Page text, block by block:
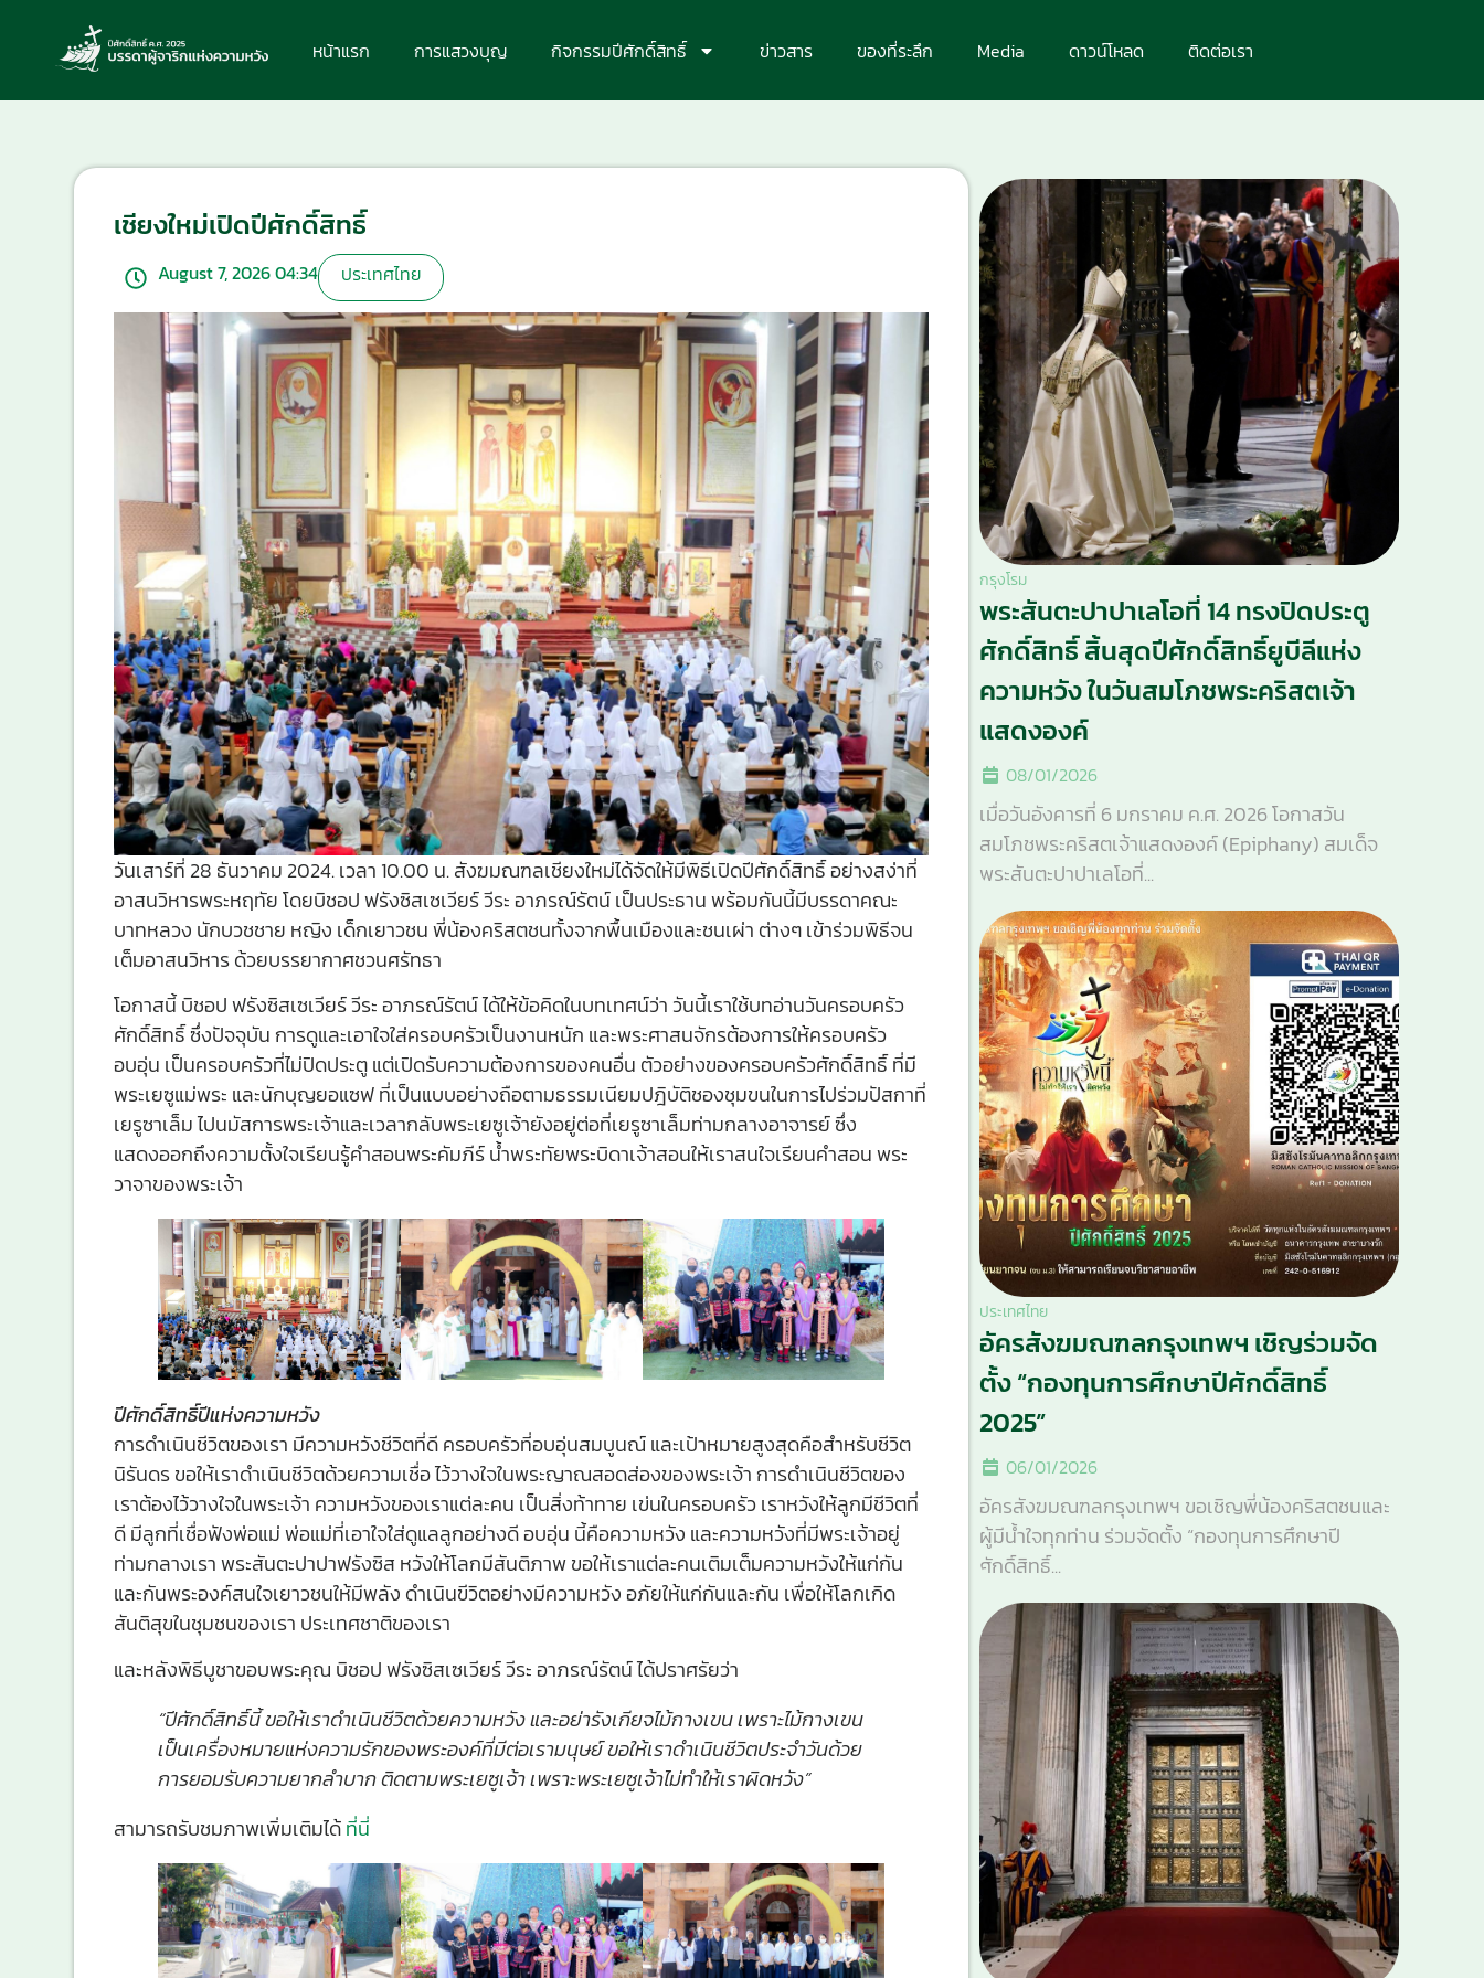
หน้าแรก การแสวงบุญ กิจกรรมปีศักดิ์สิทธิ์ ข่าวสาร ของที่ระลึก Media ดาวน์โหลด ติดต่อเรา
เชียงใหม่เปิดปีศักดิ์สิทธิ์
August 7, 2026 04:34 ประเทศไทย
วันเสาร์ที่ 28 ธันวาคม 2024. เวลา 10.00 น. สังฆมณฑลเชียงใหม่ได้จัดให้มีพิธีเปิดปีศักดิ์สิทธิ์ อย่างสง่าที่
อาสนวิหารพระหฤทัย โดยบิชอป ฟรังซิสเซเวียร์ วีระ อาภรณ์รัตน์ เป็นประธาน พร้อมกันนี้มีบรรดาคณะ
บาทหลวง นักบวชชาย หญิง เด็กเยาวชน พี่น้องคริสตชนทั้งจากพื้นเมืองและชนเผ่า ต่างๆ เข้าร่วมพิธีจน
เต็มอาสนวิหาร ด้วยบรรยากาศชวนศรัทธา
โอกาสนี้ บิชอป ฟรังซิสเซเวียร์ วีระ อาภรณ์รัตน์ ได้ให้ข้อคิดในบทเทศน์ว่า วันนี้เราใช้บทอ่านวันครอบครัว
ศักดิ์สิทธิ์ ซึ่งปัจจุบัน การดูและเอาใจใส่ครอบครัวเป็นงานหนัก และพระศาสนจักรต้องการให้ครอบครัว
อบอุ่น เป็นครอบครัวที่ไม่ปิดประตู แต่เปิดรับความต้องการของคนอื่น ตัวอย่างของครอบครัวศักดิ์สิทธิ์ ที่มี
พระเยซูแม่พระ และนักบุญยอแซฟ ที่เป็นแบบอย่างถือตามธรรมเนียมปฎิบัติชองชุมขนในการไปร่วมปัสกาที่
เยรูซาเล็ม ไปนมัสการพระเจ้าและเวลากลับพระเยซูเจ้ายังอยู่ต่อที่เยรูซาเล็มท่ามกลางอาจารย์ ซึ่ง
แสดงออกถึงความตั้งใจเรียนรู้คำสอนพระคัมภีร์ น้ำพระทัยพระบิดาเจ้าสอนให้เราสนใจเรียนคำสอน พระ
วาจาของพระเจ้า
ปีศักดิ์สิทธิ์ปีแห่งความหวัง
การดำเนินชีวิตของเรา มีความหวังชีวิตที่ดี ครอบครัวที่อบอุ่นสมบูนณ์ และเป้าหมายสูงสุดคือสำหรับชีวิต
นิรันดร ขอให้เราดำเนินชีวิตด้วยความเชื่อ ไว้วางใจในพระญาณสอดส่องของพระเจ้า การดำเนินชีวิตของ
เราต้องไว้วางใจในพระเจ้า ความหวังของเราแต่ละคน เป็นสิ่งท้าทาย เข่นในครอบครัว เราหวังให้ลูกมีชีวิตที่
ดี มีลูกที่เชื่อฟังพ่อแม่ พ่อแม่ที่เอาใจใส่ดูแลลูกอย่างดี อบอุ่น นี้คือความหวัง และความหวังที่มีพระเจ้าอยู่
ท่ามกลางเรา พระสันตะปาปาฟรังซิส หวังให้โลกมีสันติภาพ ขอให้เราแต่ละคนเติมเต็มความหวังให้แก่กัน
และกันพระองค์สนใจเยาวชนให้มีพลัง ดำเนินขีวิตอย่างมีความหวัง อภัยให้แก่กันและกัน เพื่อให้โลกเกิด
สันติสุขในชุมชนของเรา ประเทศชาติของเรา
และหลังพิธีบูชาขอบพระคุณ บิชอป ฟรังซิสเซเวียร์ วีระ อาภรณ์รัตน์ ได้ปราศรัยว่า
“ปีศักดิ์สิทธิ์นี้ ขอให้เราดำเนินชีวิตด้วยความหวัง และอย่ารังเกียจไม้กางเขน เพราะไม้กางเขน
เป็นเครื่องหมายแห่งความรักของพระองค์ที่มีต่อเรามนุษย์ ขอให้เราดำเนินชีวิตประจำวันด้วย
การยอมรับความยากลำบาก ติดตามพระเยซูเจ้า เพราะพระเยซูเจ้าไม่ทำให้เราผิดหวัง”
สามารถรับชมภาพเพิ่มเติมได้ที่นี่
กรุงโรม
พระสันตะปาปาเลโอที่ 14 ทรงปิดประตู
ศักดิ์สิทธิ์ สิ้นสุดปีศักดิ์สิทธิ์ยูบีลีแห่ง
ความหวัง ในวันสมโภชพระคริสตเจ้า
แสดงองค์
08/01/2026
เมื่อวันอังคารที่ 6 มกราคม ค.ศ. 2026 โอกาสวัน
สมโภชพระคริสตเจ้าแสดงองค์ (Epiphany) สมเด็จ
พระสันตะปาปาเลโอที่...
ประเทศไทย
อัครสังฆมณฑลกรุงเทพฯ เชิญร่วมจัด
ตั้ง “กองทุนการศึกษาปีศักดิ์สิทธิ์
2025”
06/01/2026
อัครสังฆมณฑลกรุงเทพฯ ขอเชิญพี่น้องคริสตชนและ
ผู้มีน้ำใจทุกท่าน ร่วมจัดตั้ง “กองทุนการศึกษาปี
ศักดิ์สิทธิ์...